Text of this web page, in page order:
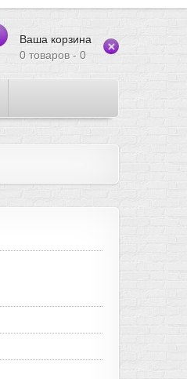
Ваша корзина
0 товаров - 0